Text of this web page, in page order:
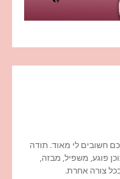
חשובים לי מאוד. תודה
פוגע, משפיל, מבזה,
צורה אחרת.